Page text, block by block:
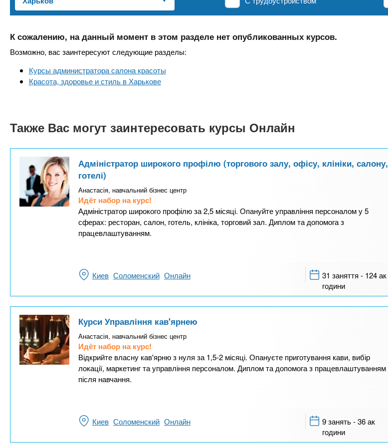
n
t
s
i
n
o
х
з
а
в
й
К сожалению, на данный момент в этом разделе нет опубликованных курсов.
Возможно, вас заинтересуют следующие разделы:
Курсы администратора салона красоты
Красота, здоровье и стиль в Харькове
Также Вас могут заинтересовать курсы Онлайн
Адміністратор широкого профілю (торгового залу, офісу, клініки, салону,
готелі)
Анастасія, навчальний бізнес центр
Идёт набор на курс!
Адміністратор широкого профілю за 2,5 місяці. Опануйте управління персоналом у 5
сферах: ресторан, салон, готель, клініка, торговий зал. Диплом та допомога з
працевлаштуванням.
Киев Соломенский Онлайн
31 заняття - 124 ак
години
Курси Управління кав'ярнею
Анастасія, навчальний бізнес центр
Идёт набор на курс!
Відкрийте власну кав'ярню з нуля за 1,5-2 місяці. Опануєте приготування кави, вибір
локації, маркетинг та управління персоналом. Диплом та допомога з працевлаштуванням
після навчання.
Киев Соломенский Онлайн
9 занять - 36 ак
години